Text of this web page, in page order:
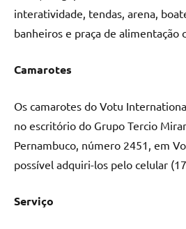
interatividade, tendas, arena,
banheiros e praça de alimentação
Camarotes
Os camarotes do Votu
no escritório do Grupo Tercio
Pernambuco, número 2451, em
possível adquiri-los pelo celular
Serviço